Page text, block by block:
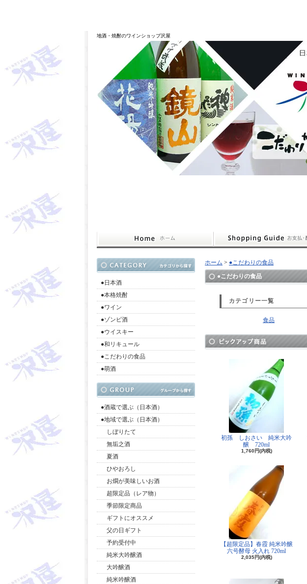
地酒・焼酎のワインショップ沢屋
●日本酒
●本格焼酎
●ワイン
●ゾンビ酒
●ウイスキー
●和リキュール
●こだわりの食品
●萌酒
●酒蔵で選ぶ（日本酒）
●地域で選ぶ（日本酒）
しぼりたて
無垢之酒
夏酒
ひやおろし
お燗が美味しいお酒
超限定品（レア物）
季節限定商品
ギフトにオススメ
父の日ギフト
予約受付中
純米大吟醸酒
大吟醸酒
純米吟醸酒
ホーム > ●こだわりの食品
●こだわりの食品
カテゴリー一覧
食品
初孫 しおさい 純米大吟
醸 720ml
1,760円(内税)
【超限定品】春霞 純米吟醸
六号酵母 火入れ 720ml
2,035円(内税)